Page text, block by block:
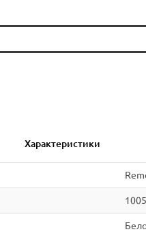
Характеристики